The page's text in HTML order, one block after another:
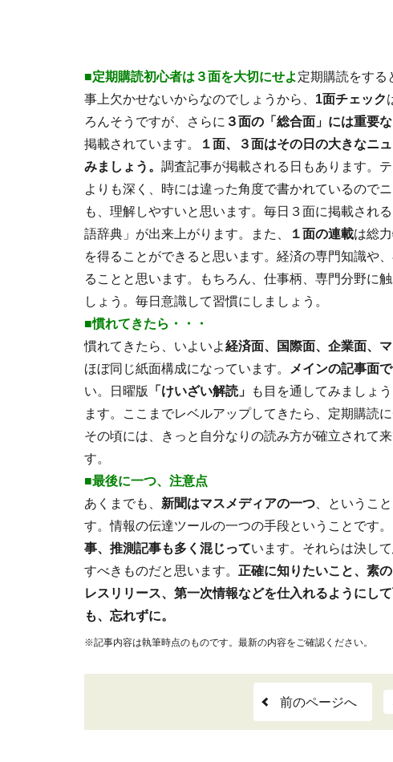
■定期購読初心者は３面を大切にせよ 定期購読をする
事上欠かせないからなのでしょうから、 1面チェック
ろんそうですが、さらに ３面の「総合面」には重要
掲載されています。
１面、３面はその日の大きなニ
みましょう。 調査記事が掲載される日もあります。
よりも深く、時には違った角度で書かれているので
も、理解しやすいと思います。毎日３面に掲載される
語辞典」が出来上がります。また、
１面の連載は総
を得ることができると思います。経済の専門知識や
ることと思います。もちろん、仕事柄、専門分野に
しょう。毎日意識して習慣にしましょう。
■慣れてきたら・・・
慣れてきたら、いよいよ経済面、国際面、企業面、
ほぼ同じ紙面構成になっています。
メインの記事面
い。日曜版
「けいざい解読」
も目を通してみましょ
ます。
ここまでレベルアップしてきたら、定期購読
その頃には、きっと自分なりの読み方が確立されて
す。
■最後に一つ、注意点
あくまでも、 新聞はマスメディアの一つ 、というこ
す。情報の伝達ツールの一つの手段ということです。
事、推測記事も多く混じっています。それらは決し
すべきものだと思います。 正確に知りたいこと、素
レスリリース、第一次情報などを仕入れるようにし
も、忘れずに。
※記事内容は執筆時点のものです。最新の内容をご確認ください。
前のページへ